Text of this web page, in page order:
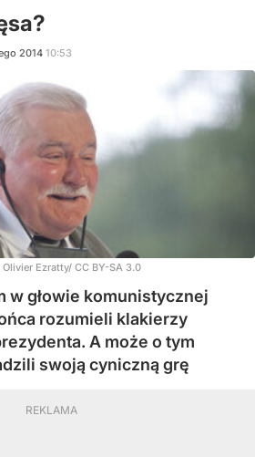
2014 10:53
Olivier Ezratty/ CC BY-SA 3.0
w głowie komunistycznej
rozumieli klakierzy
A może o tym
swoją cyniczną grę